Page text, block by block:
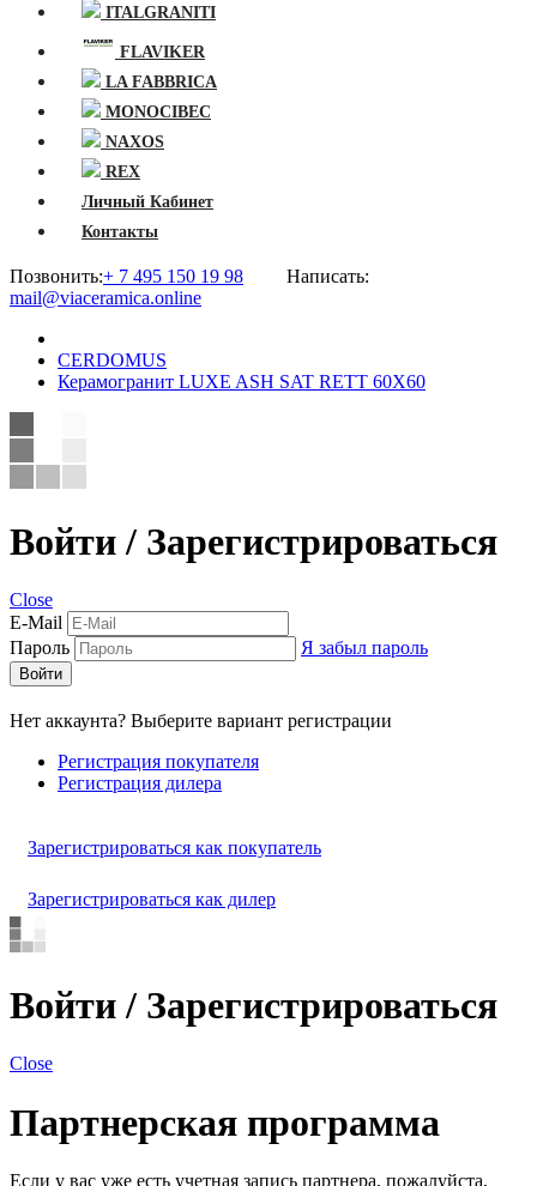
ITALGRANITI
FLAVIKER
LA FABBRICA
MONOCIBEC
NAXOS
REX
Личный Кабинет
Контакты
Позвонить:+ 7 495 150 19 98 Написать:
mail@viaceramica.online
CERDOMUS
Керамогранит LUXE ASH SAT RETT 60X60
Войти / Зарегистрироваться
Close
E-Mail
Пароль
Я забыл пароль
Войти
Нет аккаунта? Выберите вариант регистрации
Регистрация покупателя
Регистрация дилера
Зарегистрироваться как покупатель
Зарегистрироваться как дилер
Войти / Зарегистрироваться
Close
Партнерская программа
Если у вас уже есть учетная запись партнера, пожалуйста,